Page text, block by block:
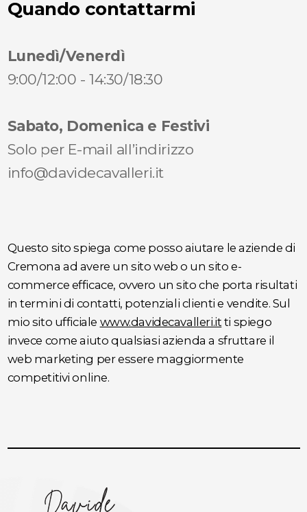
Quando contattarmi
Lunedì/Venerdì
9:00/12:00 - 14:30/18:30
Sabato, Domenica e Festivi
Solo per E-mail all’indirizzo
info@davidecavalleri.it
Questo sito spiega come posso aiutare le aziende di
Cremona ad avere un sito web o un sito e-
commerce efficace, ovvero un sito che porta risultati
in termini di contatti, potenziali clienti e vendite. Sul
mio sito ufficiale www.davidecavalleri.it ti spiego
invece come aiuto qualsiasi azienda a sfruttare il
web marketing per essere maggiormente
competitivi online.